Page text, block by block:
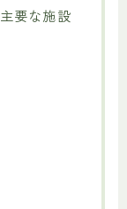
要な施設